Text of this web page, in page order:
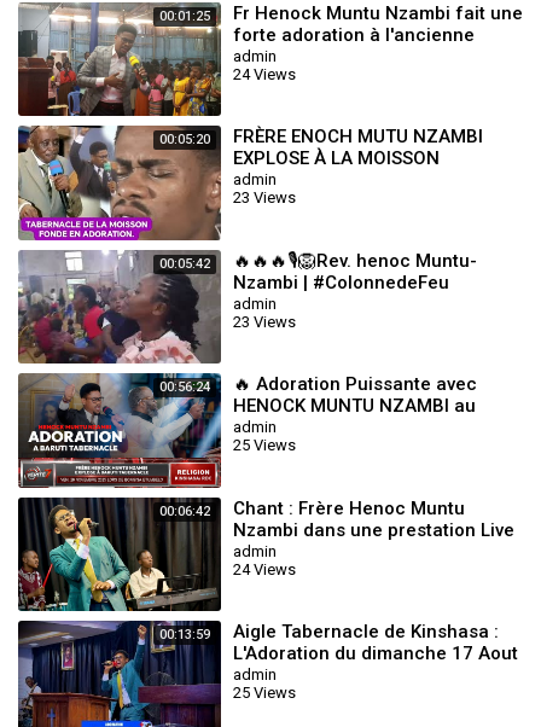
00:01:25
Fr Henock Muntu Nzambi fait une
forte adoration à l'ancienne
mode Au ZoroBabel tabernacle
de K
admin
24 Views
00:05:20
FRÈRE ENOCH MUTU NZAMBI
EXPLOSE À LA MOISSON
TABERNACLE
admin
23 Views
00:05:42
🔥🔥🔥🎙️🦁Rev. henoc Muntu-
Nzambi | #ColonnedeFeu
#tabernacle #likasi
admin
23 Views
00:56:24
🔥 Adoration Puissante avec
HENOCK MUNTU NZAMBI au
Baruti Tabernacle | BONGISA
ETUMBELO 2025
admin
25 Views
00:06:42
Chant : Frère Henoc Muntu
Nzambi dans une prestation Live
à L'Aigle Tabernacle (Mon Ami)
admin
24 Views
00:13:59
Aigle Tabernacle de Kinshasa :
L'Adoration du dimanche 17 Aout
2025 avec le Frère Henoc Muntu
N
admin
25 Views